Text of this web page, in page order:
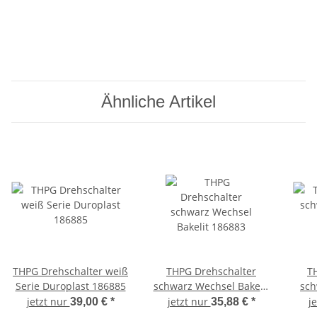
Ähnliche Artikel
THPG Drehschalter weiß
Serie Duroplast 186885
jetzt nur 39,00 € *
THPG Drehschalter
schwarz Wechsel Bakelit
186883
jetzt nur 35,88 € *